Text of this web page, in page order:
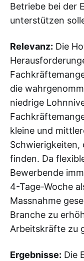
Betriebe bei der
unterstützen
Relevanz: Die
die
niedrige
kleine und
Schwierigkeiten,
finden. Da
Bewerbende
4-Tage-Woche
Massnahme
Branche zu
Arbeitskräfte zu
Ergebnisse: Die